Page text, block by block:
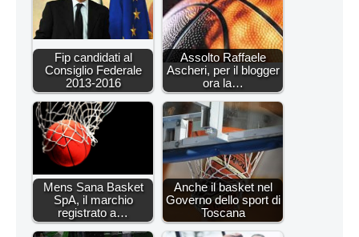
Fip candidati al
Consiglio Federale
2013-2016
Assolto Raffaele
Ascheri, per il blogger
ora la…
Mens Sana Basket
SpA, il marchio
registrato a…
Anche il basket nel
Governo dello sport di
Toscana